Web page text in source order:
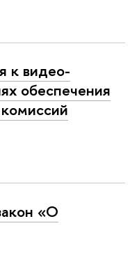
к видео-
обеспечения
«О